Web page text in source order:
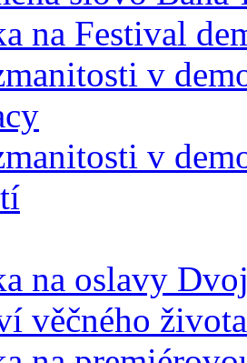
na Festival
v
v
na oslavy
věčného života